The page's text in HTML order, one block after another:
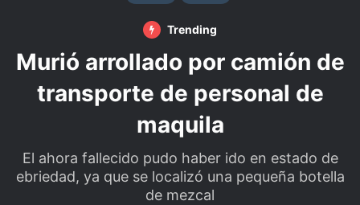
Trending
Murió arrollado por camión de
transporte de personal de
maquila
El ahora fallecido pudo haber ido en estado de
ebriedad, ya que se localizó una pequeña botella
de mezcal